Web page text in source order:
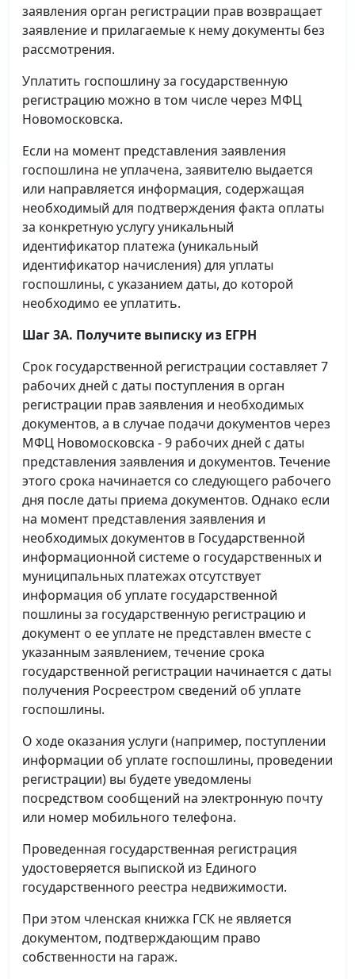
заявления орган регистрации прав возвращает
заявление и прилагаемые к нему документы без
рассмотрения.
Уплатить госпошлину за государственную
регистрацию можно в том числе через МФЦ
Новомосковска.
Если на момент представления заявления
госпошлина не уплачена, заявителю выдается
или направляется информация, содержащая
необходимый для подтверждения факта оплаты
за конкретную услугу уникальный
идентификатор платежа (уникальный
идентификатор начисления) для уплаты
госпошлины, с указанием даты, до которой
необходимо ее уплатить.
Шаг 3А. Получите выписку из ЕГРН
Срок государственной регистрации составляет 7
рабочих дней с даты поступления в орган
регистрации прав заявления и необходимых
документов, а в случае подачи документов через
МФЦ Новомосковска - 9 рабочих дней с даты
представления заявления и документов. Течение
этого срока начинается со следующего рабочего
дня после даты приема документов. Однако если
на момент представления заявления и
необходимых документов в Государственной
информационной системе о государственных и
муниципальных платежах отсутствует
информация об уплате государственной
пошлины за государственную регистрацию и
документ о ее уплате не представлен вместе с
указанным заявлением, течение срока
государственной регистрации начинается с даты
получения Росреестром сведений об уплате
госпошлины.
О ходе оказания услуги (например, поступлении
информации об уплате госпошлины, проведении
регистрации) вы будете уведомлены
посредством сообщений на электронную почту
или номер мобильного телефона.
Проведенная государственная регистрация
удостоверяется выпиской из Единого
государственного реестра недвижимости.
При этом членская книжка ГСК не является
документом, подтверждающим право
собственности на гараж.